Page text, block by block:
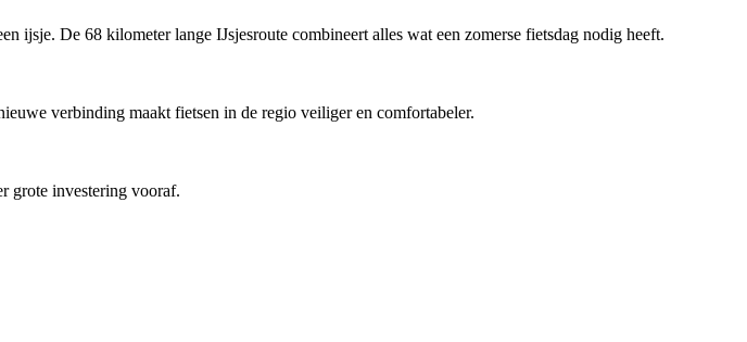
ijsje. De 68 kilometer lange IJsjesroute combineert alles wat een zomerse fietsdag nodig heeft.
verbinding maakt fietsen in de regio veiliger en comfortabeler.
grote investering vooraf.